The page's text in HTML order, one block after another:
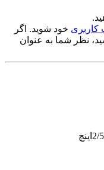
خود شوید. اگر
نظر شما به عنوان